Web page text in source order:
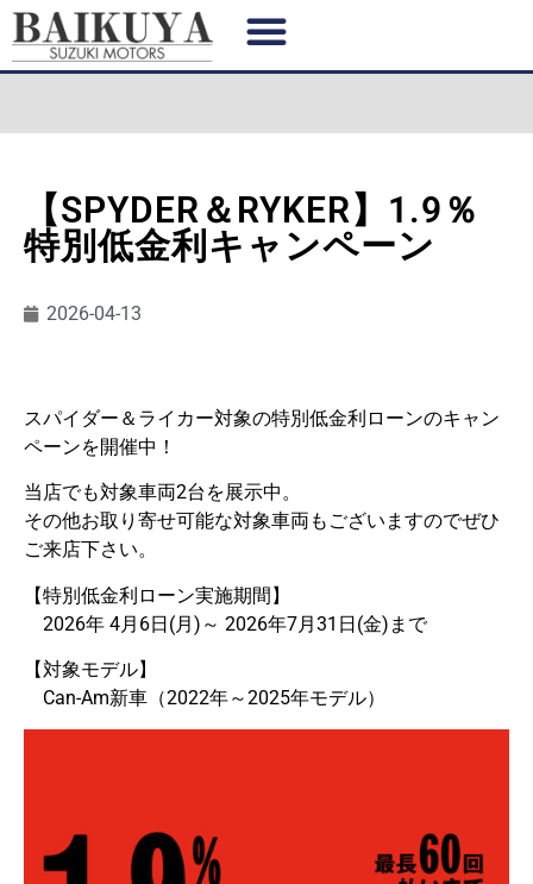
【SPYDER＆RYKER】1.9％
特別低金利キャンペーン
2026-04-13
スパイダー＆ライカー対象の特別低金利ローンのキャン
ペーンを開催中！
当店でも対象車両2台を展示中。
その他お取り寄せ可能な対象車両もございますのでぜひ
ご来店下さい。
【特別低金利ローン実施期間】
2026年 4月6日(月)～ 2026年7月31日(金)まで
【対象モデル】
Can-Am新車（2022年～2025年モデル）